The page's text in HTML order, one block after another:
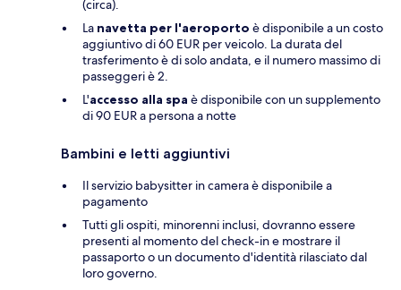
(circa).
La navetta per l'aeroporto è disponibile a un costo
aggiuntivo di 60 EUR per veicolo. La durata del
trasferimento è di solo andata, e il numero massimo di
passeggeri è 2.
L'accesso alla spa è disponibile con un supplemento
di 90 EUR a persona a notte
Bambini e letti aggiuntivi
Il servizio babysitter in camera è disponibile a
pagamento
Tutti gli ospiti, minorenni inclusi, dovranno essere
presenti al momento del check-in e mostrare il
passaporto o un documento d'identità rilasciato dal
loro governo.